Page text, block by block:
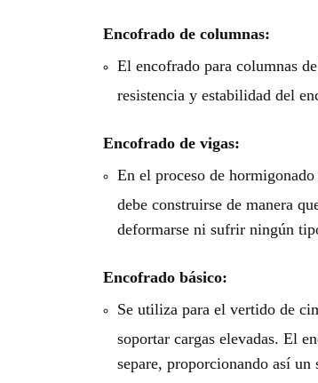
Encofrado de columnas:
El encofrado para columnas
resistencia y estabilidad del
Encofrado de vigas:
En el proceso de
debe construirse de manera
deformarse ni sufrir ningún
Encofrado básico:
Se utiliza para el vertido de
soportar cargas elevadas. El
separe, proporcionando así un